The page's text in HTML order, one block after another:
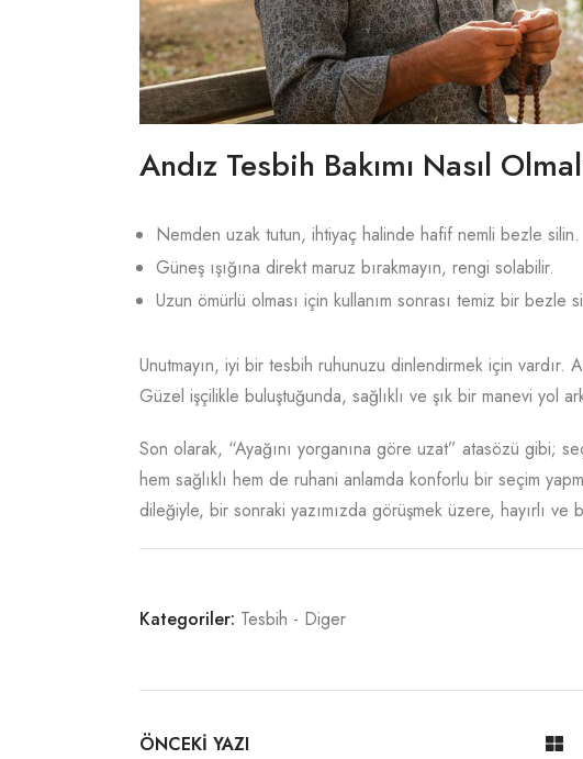
Andız Tesbih Bakımı Nasıl
Nemden uzak tutun, ihtiyaç halinde hafif nemli bezle silin.
Güneş ışığına direkt maruz bırakmayın, rengi solabilir.
Uzun ömürlü olması için kullanım sonrası temiz bir bezle
Unutmayın, iyi bir tesbih ruhunuzu dinlendirmek için vardır.
Güzel işçilikle buluştuğunda, sağlıklı ve şık bir manevi yol
Son olarak, “Ayağını yorganına göre uzat” atasözü gibi;
hem sağlıklı hem de ruhani anlamda konforlu bir seçim
dileğiyle, bir sonraki yazımızda görüşmek üzere, hayırlı ve
Kategoriler: Tesbih - Diger
ÖNCEKİ YAZI